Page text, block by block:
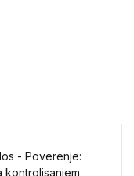
- Poverenje: